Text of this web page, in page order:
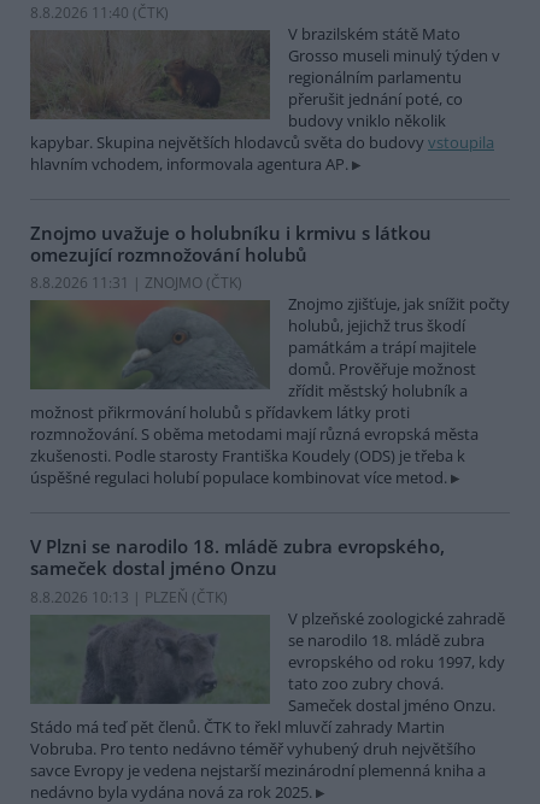
8.8.2026 11:40 (ČTK)
V brazilském státě Mato
Grosso museli minulý týden v
regionálním parlamentu
přerušit jednání poté, co
budovy vniklo několik
kapybar. Skupina největších hlodavců světa do budovy vstoupila
hlavním vchodem, informovala agentura AP.
Znojmo uvažuje o holubníku i krmivu s látkou
omezující rozmnožování holubů
8.8.2026 11:31 | ZNOJMO (ČTK)
Znojmo zjišťuje, jak snížit počty
holubů, jejichž trus škodí
památkám a trápí majitele
domů. Prověřuje možnost
zřídit městský holubník a
možnost přikrmování holubů s přídavkem látky proti
rozmnožování. S oběma metodami mají různá evropská města
zkušenosti. Podle starosty Františka Koudely (ODS) je třeba k
úspěšné regulaci holubí populace kombinovat více metod.
V Plzni se narodilo 18. mládě zubra evropského,
sameček dostal jméno Onzu
8.8.2026 10:13 | PLZEŇ (ČTK)
V plzeňské zoologické zahradě
se narodilo 18. mládě zubra
evropského od roku 1997, kdy
tato zoo zubry chová.
Sameček dostal jméno Onzu.
Stádo má teď pět členů. ČTK to řekl mluvčí zahrady Martin
Vobruba. Pro tento nedávno téměř vyhubený druh největšího
savce Evropy je vedena nejstarší mezinárodní plemenná kniha a
nedávno byla vydána nová za rok 2025.